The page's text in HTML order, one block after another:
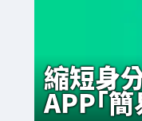
縮短身
APP「